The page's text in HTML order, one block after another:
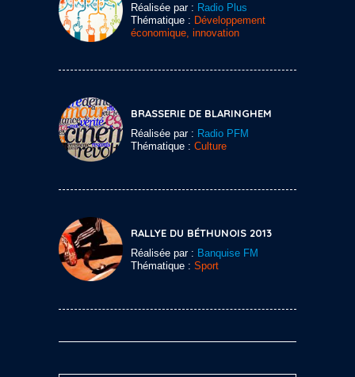
Réalisée par : Radio Plus
Thématique : Développement
économique, innovation
BRASSERIE DE BLARINGHEM
Réalisée par : Radio PFM
Thématique : Culture
RALLYE DU BÉTHUNOIS 2013
Réalisée par : Banquise FM
Thématique : Sport